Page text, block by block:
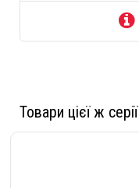
Товари цієї ж серії